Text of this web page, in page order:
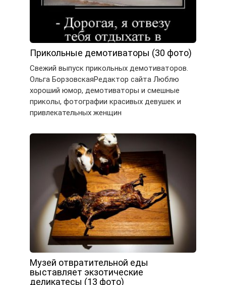
Прикольные демотиваторы (30 фото)
Свежий выпуск прикольных демотиваторов.
Ольга БорзовскаяРедактор сайта Люблю
хороший юмор, демотиваторы и смешные
приколы, фотографии красивых девушек и
привлекательных женщин
Музей отвратительной еды
выставляет экзотические
деликатесы (13 фото)